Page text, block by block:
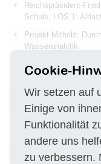
Reichspräsident-
Schule, LOS 1:
Projekt Mitholz:
Wasseranalytik
Altlastensanierung
Lehrerbereich
Durchführung von
Erstellung eines
Altlastsanierung für
Cookie-
Wir setzen auf
Einige von
Funktionalität
andere uns
zu verbessern.